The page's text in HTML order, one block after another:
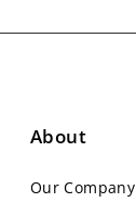
About
Our Company